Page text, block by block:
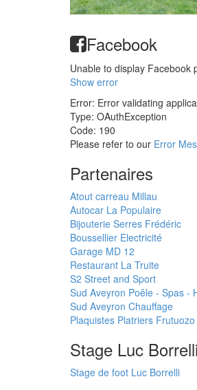
Facebook
Unable to display Facebook
Show error
Error: Error validating
Type: OAuthException
Code: 190
Please refer to our Error
Partenaires
Atout carreau Millau
Autocar La Populaire
Bijouterie Serres Frédéric
Boussellier Electricité
Garage MD 12
Restaurant La Truite
S2 Street and Sport
Sud Aveyron Poêle - Spas -
Sud Aveyron Chauffage
Plaquistes Platriers Frutuozo
Stage Luc Borrelli
Stage de foot Luc Borrelli